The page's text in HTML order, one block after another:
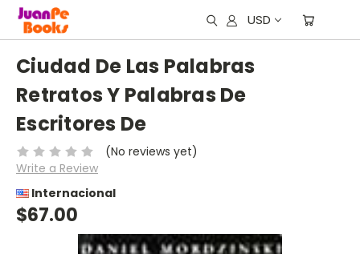
USD
Ciudad De Las Palabras
Retratos Y Palabras De
Escritores De
(No reviews yet)
Write a Review
Internacional
$67.00